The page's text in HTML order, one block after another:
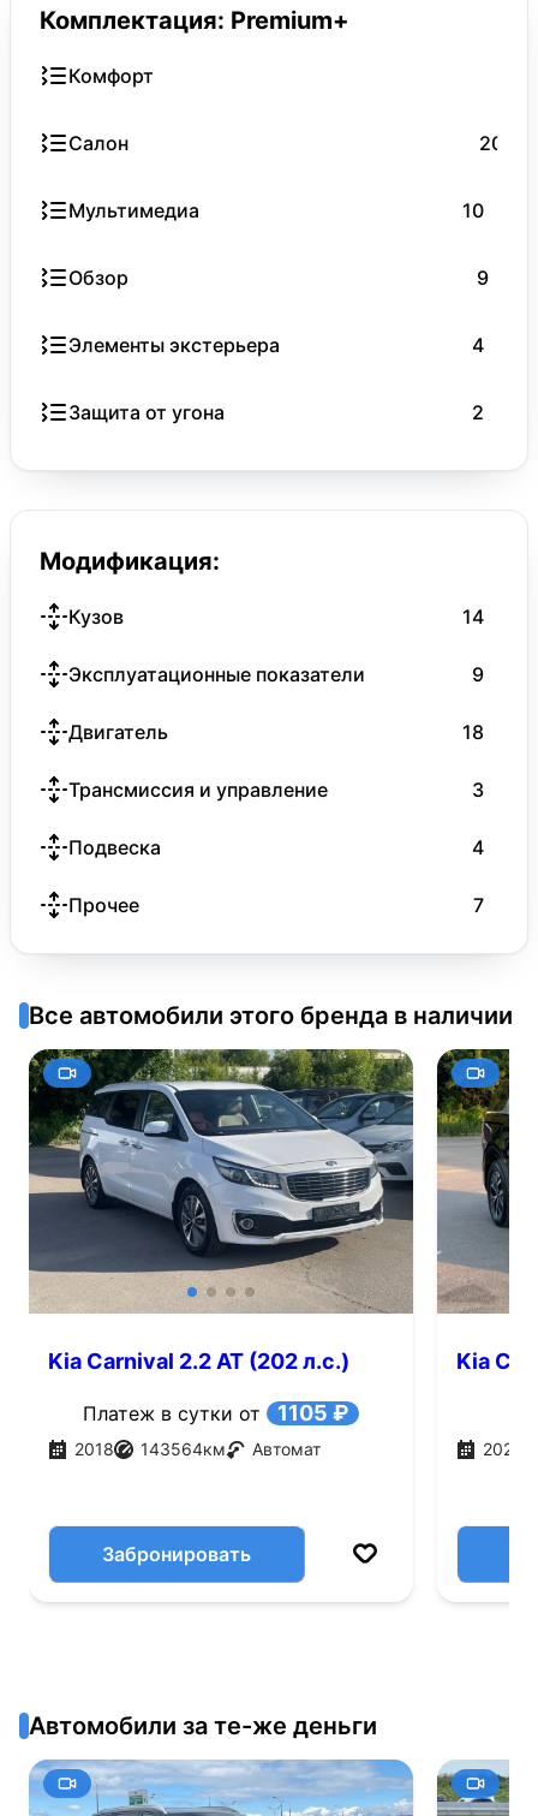
Комплектация: Premium+
Комфорт
Салон 20
Мультимедиа 10
Обзор 9
Элементы экстерьера 4
Защита от угона 2
Модификация:
Кузов 14
Эксплуатационные показатели 9
Двигатель 18
Трансмиссия и управление 3
Подвеска 4
Прочее 7
Все автомобили этого бренда в наличии
Kia Carnival 2.2 AT (202 л.с.)
Платеж в сутки от 1105 ₽
2018 143564км Автомат
Забронировать
Kia
2021
Автомобили за те-же деньги